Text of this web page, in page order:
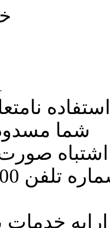
شما
اشتباه
خدمات